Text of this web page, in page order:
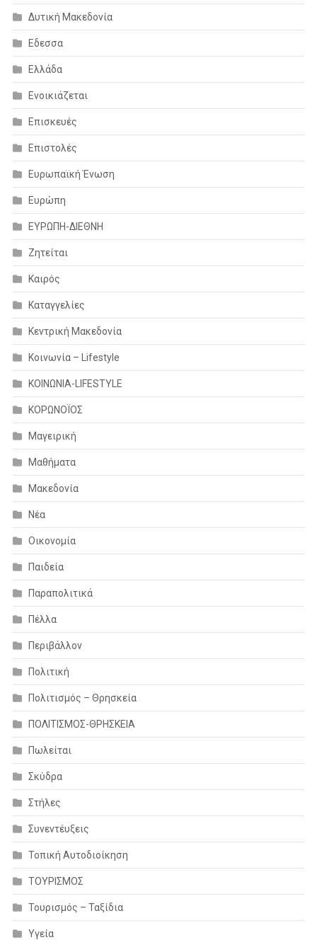
Δυτική Μακεδονία
Εδεσσα
Ελλάδα
Ενοικιάζεται
Επισκευές
Επιστολές
Ευρωπαϊκή Ένωση
Ευρώπη
ΕΥΡΩΠΗ-ΔΙΕΘΝΗ
Ζητείται
Καιρός
Καταγγελίες
Κεντρική Μακεδονία
Κοινωνία – Lifestyle
ΚΟΙΝΩΝΙΑ-LIFESTYLE
ΚΟΡΩΝΟΪΟΣ
Μαγειρική
Μαθήματα
Μακεδονία
Νέα
Οικονομία
Παιδεία
Παραπολιτικά
Πέλλα
Περιβάλλον
Πολιτική
Πολιτισμός – Θρησκεία
ΠΟΛΙΤΙΣΜΟΣ-ΘΡΗΣΚΕΙΑ
Πωλείται
Σκύδρα
Στήλες
Συνεντέυξεις
Τοπική Αυτοδιοίκηση
ΤΟΥΡΙΣΜΟΣ
Τουρισμός – Ταξίδια
Υγεία